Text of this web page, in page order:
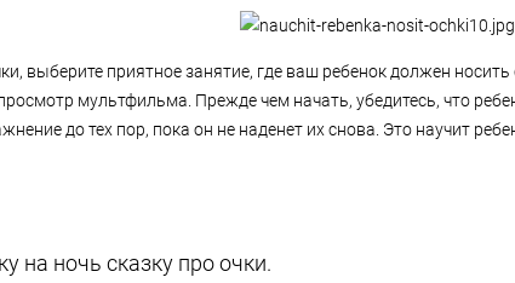
выберите приятное занятие, где ваш ребенок должен
мультфильма. Прежде чем начать, убедитесь, что
до тех пор, пока он не наденет их снова. Это научит
на ночь сказку про очки.